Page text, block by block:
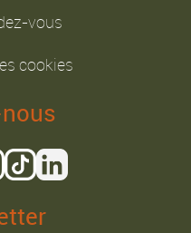
vous
cookies